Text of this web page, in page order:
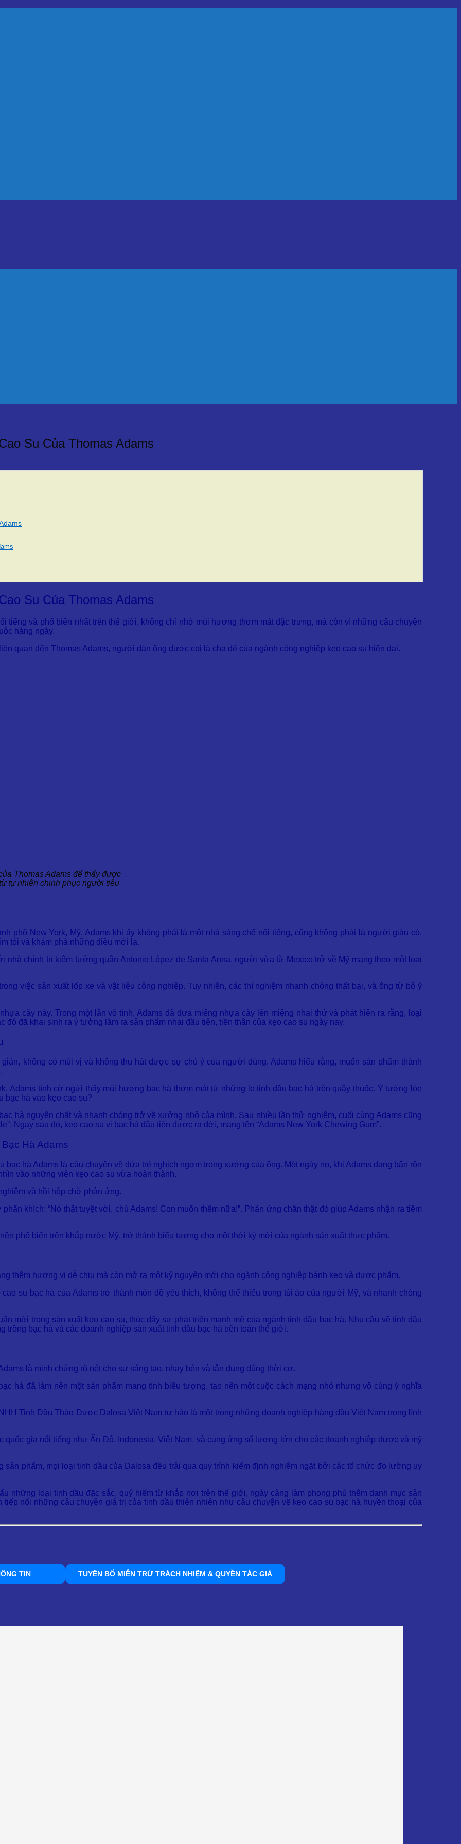
Su Của Thomas Adams
Su Của Thomas Adams
tiếng và phổ biến nhất trên thế giới, không chỉ nhờ mùi hương thơm mát đặc trưng, mà còn vì những câu chuyện
hàng ngày.
quan đến Thomas Adams, người đàn ông được coi là cha đẻ của ngành công nghiệp kẹo cao su hiện đại.
Thomas Adams để thấy được
tự nhiên chinh phục người tiêu
phố New York, Mỹ. Adams khi ấy không phải là một nhà sáng chế nổi tiếng, cũng không phải là người giàu có.
tòi và khám phá những điều mới lạ.
nhà chính trị kiêm tướng quân Antonio López de Santa Anna, người vừa từ Mexico trở về Mỹ mang theo một loại
việc sản xuất lốp xe và vật liệu công nghiệp. Tuy nhiên, các thí nghiệm nhanh chóng thất bại, và ông từ bỏ ý
cây này. Trong một lần vô tình, Adams đã đưa miếng nhựa cây lên miệng nhai thử và phát hiện ra rằng, loại
đã khai sinh ra ý tưởng làm ra sản phẩm nhai đầu tiên, tiền thân của kẹo cao su ngày nay.
không có mùi vị và không thu hút được sự chú ý của người dùng. Adams hiểu rằng, muốn sản phẩm thành
Adams tình cờ ngửi thấy mùi hương bạc hà thơm mát từ những lọ tinh dầu bạc hà trên quầy thuốc. Ý tưởng lóe
bạc hà vào kẹo cao su?
hà nguyên chất và nhanh chóng trở về xưởng nhỏ của mình. Sau nhiều lần thử nghiệm, cuối cùng Adams cũng
Ngay sau đó, kẹo cao su vị bạc hà đầu tiên được ra đời, mang tên “Adams New York Chewing Gum”.
Hà Adams
hà Adams là câu chuyện về đứa trẻ nghịch ngợm trong xưởng của ông. Một ngày nọ, khi Adams đang bận rộn
vào những viên kẹo cao su vừa hoàn thành.
và hồi hộp chờ phản ứng.
khích: “Nó thật tuyệt vời, chú Adams! Con muốn thêm nữa!”. Phản ứng chân thật đó giúp Adams nhận ra tiềm
phổ biến trên khắp nước Mỹ, trở thành biểu tượng cho một thời kỳ mới của ngành sản xuất thực phẩm.
thêm hương vị dễ chịu mà còn mở ra một kỷ nguyên mới cho ngành công nghiệp bánh kẹo và dược phẩm.
su bạc hà của Adams trở thành món đồ yêu thích, không thể thiếu trong túi áo của người Mỹ, và nhanh chóng
mới trong sản xuất kẹo cao su, thúc đẩy sự phát triển mạnh mẽ của ngành tinh dầu bạc hà. Nhu cầu về tinh dầu
trồng bạc hà và các doanh nghiệp sản xuất tinh dầu bạc hà trên toàn thế giới.
là minh chứng rõ nét cho sự sáng tạo, nhạy bén và tận dụng đúng thời cơ.
hà đã làm nên một sản phẩm mang tính biểu tượng, tạo nên một cuộc cách mạng nhỏ nhưng vô cùng ý nghĩa
Tinh Dầu Thảo Dược Dalosa Việt Nam tự hào là một trong những doanh nghiệp hàng đầu Việt Nam trong lĩnh
quốc gia nổi tiếng như Ấn Độ, Indonesia, Việt Nam, và cung ứng số lượng lớn cho các doanh nghiệp dược và mỹ
phẩm, mọi loại tinh dầu của Dalosa đều trải qua quy trình kiểm định nghiêm ngặt bởi các tổ chức đo lường uy
những loại tinh dầu đặc sắc, quý hiếm từ khắp nơi trên thế giới, ngày càng làm phong phú thêm danh mục sản
nối những câu chuyện giá trị của tinh dầu thiên nhiên như câu chuyện về kẹo cao su bạc hà huyền thoại của
TIN TUYÊN BỐ MIỄN TRỪ TRÁCH NHIỆM & QUYỀN TÁC GIẢ